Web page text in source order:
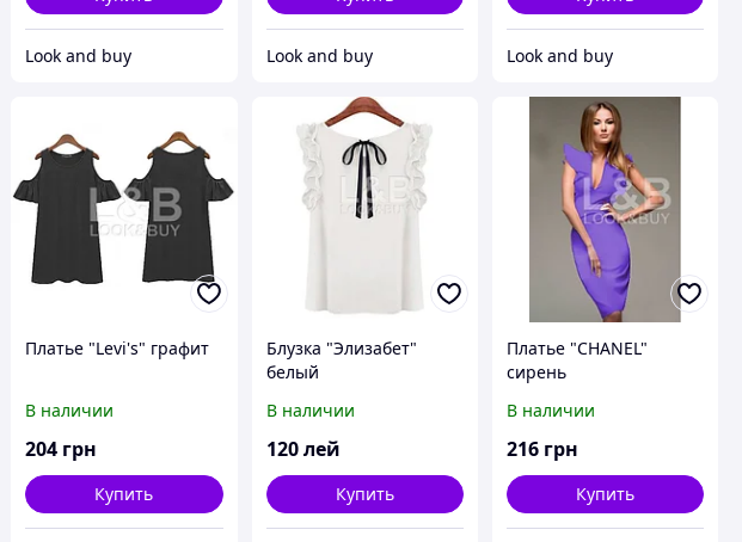
Look and buy Look and buy Look and buy
Платье "Levi's" графит
В наличии
204 грн
Купить
Блузка "Элизабет"
белый
В наличии
120 лей
Купить
Платье "CHANEL"
сирень
В наличии
216 грн
Купить